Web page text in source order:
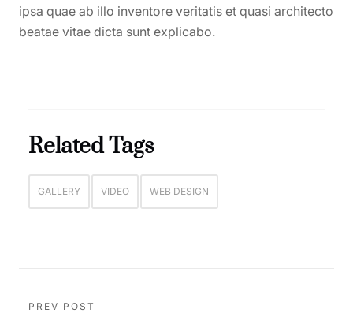
ipsa quae ab illo inventore veritatis et quasi architecto
beatae vitae dicta sunt explicabo.
Related Tags
GALLERY VIDEO WEB DESIGN
PREV POST